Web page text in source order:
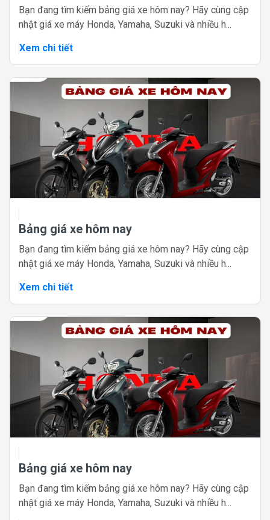
Bạn đang tìm kiếm bảng giá xe hôm nay? Hãy cùng cập
nhật giá xe máy Honda, Yamaha, Suzuki và nhiều h...
Xem chi tiết
Bảng giá xe hôm nay
Bạn đang tìm kiếm bảng giá xe hôm nay? Hãy cùng cập
nhật giá xe máy Honda, Yamaha, Suzuki và nhiều h...
Xem chi tiết
Bảng giá xe hôm nay
Bạn đang tìm kiếm bảng giá xe hôm nay? Hãy cùng cập
nhật giá xe máy Honda, Yamaha, Suzuki và nhiều h...